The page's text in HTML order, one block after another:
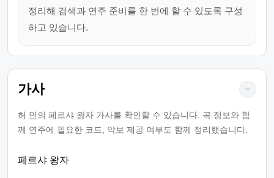
정리해 검색과 연주 준비를 한 번에 할 수 있도록 구성
하고 있습니다.
가사 −
허 민의 페르샤 왕자 가사를 확인할 수 있습니다. 곡 정보와 함
께 연주에 필요한 코드, 악보 제공 여부도 함께 정리했습니다.
페르샤 왕자